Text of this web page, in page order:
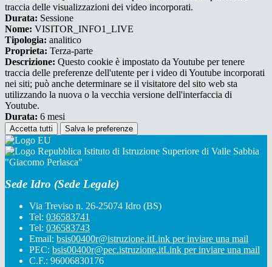
traccia delle visualizzazioni dei video incorporati.
Durata: Sessione
Nome: VISITOR_INFO1_LIVE
Tipologia: analitico
Proprieta: Terza-parte
Descrizione: Questo cookie è impostato da Youtube per tenere
traccia delle preferenze dell'utente per i video di Youtube incorporati
nei siti; può anche determinare se il visitatore del sito web sta
utilizzando la nuova o la vecchia versione dell'interfaccia di
Youtube.
Durata: 6 mesi
Accetta tutti Salva le preferenze
Istituto di Istruzione Superiore di Valle Sabbia
"Giacomo Perlasca"
Sede Idro (Sede Legale)
Via Treviso n. 26-25074 Idro (BS)
Tel: 036583741
Tel: 036583743
Email: bsis00400r@istruzione.itLink per inviare una mail
PEC: bsis00400r@pec.istruzione.itLink per inviare una mail
C.F.: 96006830176